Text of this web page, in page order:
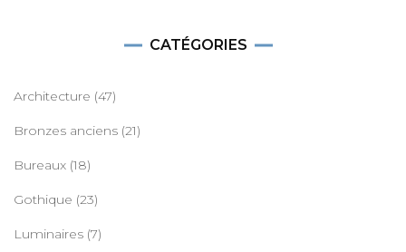
CATÉGORIES
Architecture (47)
Bronzes anciens (21)
Bureaux (18)
Gothique (23)
Luminaires (7)